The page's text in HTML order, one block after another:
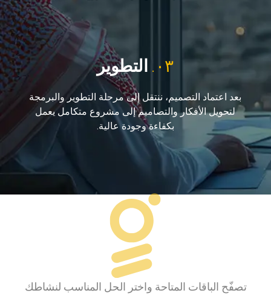
٠٣. التطوير
بعد اعتماد التصميم، ننتقل إلى مرحلة التطوير والبرمجة
لتحويل الأفكار والتصاميم إلى مشروع متكامل يعمل
بكفاءة وجودة عالية.
تصفّح الباقات المتاحة واختر الحل المناسب لنشاطك